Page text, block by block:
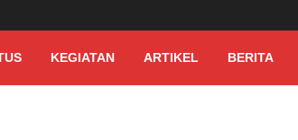
KEGIATAN ARTIKEL BERITA